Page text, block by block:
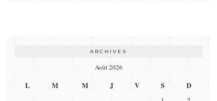
ARCHIVES
Août 2026
L M M J V S D